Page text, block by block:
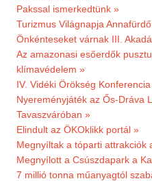
Pakssal ismerkedtünk »
Turizmus Világnapja
Önkénteseket várnak III.
Az amazonasi esőerdők
klímavédelem »
IV. Vidéki Örökség
Nyereményjáték az Ős-Dráva
Tavaszváróban »
Elindult az ÖKOklikk portál »
Megnyíltak a tóparti attrakciók
Megnyílott a Csúszdapark a
7 millió tonna műanyagtól